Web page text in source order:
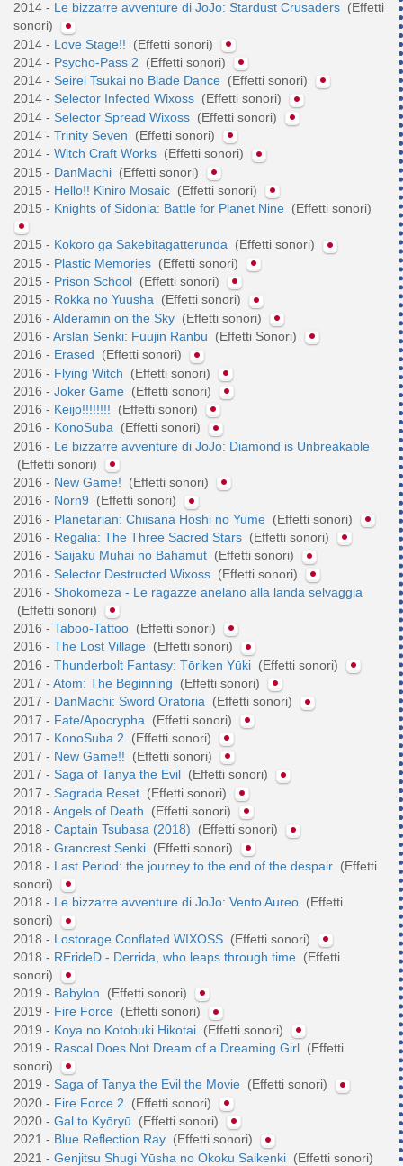
2014 - Le bizzarre avventure di JoJo: Stardust Crusaders (Effetti
sonori)
2014 - Love Stage!!
(Effetti sonori)
2014 - Psycho-Pass 2
(Effetti sonori)
2014 - Seirei Tsukai no Blade Dance (Effetti sonori)
2014 - Selector Infected Wixoss (Effetti sonori)
2014 - Selector Spread Wixoss (Effetti sonori)
2014 - Trinity Seven
(Effetti sonori)
2014 - Witch Craft Works (Effetti sonori)
2015 - DanMachi (Effetti sonori)
2015 - Hello!! Kiniro Mosaic (Effetti sonori)
2015 - Knights of Sidonia: Battle for Planet Nine (Effetti sonori)
2015 - Kokoro ga Sakebitagatterunda (Effetti sonori)
2015 - Plastic Memories (Effetti sonori)
2015 - Prison School (Effetti sonori)
2015 - Rokka no Yuusha (Effetti sonori)
2016 - Alderamin on the Sky (Effetti sonori)
2016 - Arslan Senki: Fuujin Ranbu
(Effetti Sonori)
2016 - Erased
(Effetti sonori)
2016 - Flying Witch
(Effetti sonori)
2016 - Joker Game (Effetti sonori)
2016 - Keijo!!!!!!!!
(Effetti sonori)
2016 - KonoSuba (Effetti sonori)
2016 - Le bizzarre avventure di JoJo: Diamond is Unbreakable
(Effetti sonori)
2016 - New Game!
(Effetti sonori)
2016 - Norn9
(Effetti sonori)
2016 - Planetarian: Chiisana Hoshi no Yume (Effetti sonori)
2016 - Regalia: The Three Sacred Stars (Effetti sonori)
2016 - Saijaku Muhai no Bahamut (Effetti sonori)
2016 - Selector Destructed Wixoss (Effetti sonori)
2016 - Shokomeza - Le ragazze anelano alla landa selvaggia
(Effetti sonori)
2016 - Taboo-Tattoo (Effetti sonori)
2016 - The Lost Village (Effetti sonori)
2016 - Thunderbolt Fantasy: Tōriken Yūki (Effetti sonori)
2017 - Atom: The Beginning
(Effetti sonori)
2017 - DanMachi: Sword Oratoria (Effetti sonori)
2017 - Fate/Apocrypha
(Effetti sonori)
2017 - KonoSuba 2
(Effetti sonori)
2017 - New Game!!
(Effetti sonori)
2017 - Saga of Tanya the Evil (Effetti sonori)
2017 - Sagrada Reset (Effetti sonori)
2018 - Angels of Death
(Effetti sonori)
2018 - Captain Tsubasa (2018)
(Effetti sonori)
2018 - Grancrest Senki (Effetti sonori)
2018 - Last Period: the journey to the end of the despair (Effetti
sonori)
2018 - Le bizzarre avventure di JoJo: Vento Aureo (Effetti
sonori)
2018 - Lostorage Conflated WIXOSS (Effetti sonori)
2018 - RErideD - Derrida, who leaps through time (Effetti
sonori)
2019 - Babylon
(Effetti sonori)
2019 - Fire Force (Effetti sonori)
2019 - Koya no Kotobuki Hikotai (Effetti sonori)
2019 - Rascal Does Not Dream of a Dreaming Girl (Effetti
sonori)
2019 - Saga of Tanya the Evil the Movie (Effetti sonori)
2020 - Fire Force 2
(Effetti sonori)
2020 - Gal to Kyōryū
(Effetti sonori)
2021 - Blue Reflection Ray (Effetti sonori)
2021 - Genjitsu Shugi Yūsha no Ōkoku Saikenki (Effetti sonori)